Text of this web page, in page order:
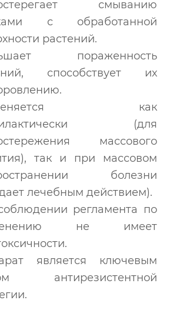
смыванию
с обработанной
растений.
пораженность
способствует их
как
(для
массового
так и при массовом
болезни
лечебным действием).
регламента по
не имеет
является ключевым
антирезистентной